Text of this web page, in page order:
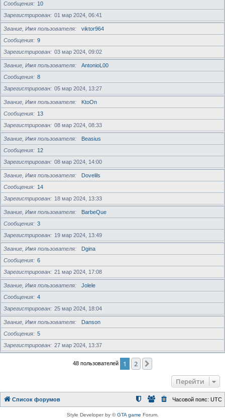
Сообщения
10
Зарегистрирован
01 мар 2024, 06:41
Звание, Имя пользователя
viktor964
Сообщения
9
Зарегистрирован
03 мар 2024, 09:02
Звание, Имя пользователя
AntonioL00
Сообщения
8
Зарегистрирован
05 мар 2024, 13:27
Звание, Имя пользователя
KtoOn
Сообщения
13
Зарегистрирован
08 мар 2024, 08:33
Звание, Имя пользователя
Beasius
Сообщения
12
Зарегистрирован
08 мар 2024, 14:00
Звание, Имя пользователя
Dovelils
Сообщения
14
Зарегистрирован
18 мар 2024, 13:33
Звание, Имя пользователя
BarbeQue
Сообщения
3
Зарегистрирован
19 мар 2024, 13:49
Звание, Имя пользователя
Dgina
Сообщения
6
Зарегистрирован
21 мар 2024, 17:08
Звание, Имя пользователя
Jolele
Сообщения
4
Зарегистрирован
25 мар 2024, 18:04
Звание, Имя пользователя
Danson
Сообщения
5
Зарегистрирован
27 мар 2024, 13:37
48 пользователей 1 2
Перейти
Список форумов Часовой пояс: UTC
Style Developer by ©GTA game Forum.